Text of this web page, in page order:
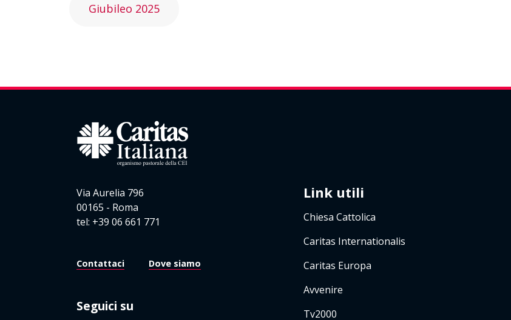
Giubileo 2025
Via Aurelia 796
00165 - Roma
tel: +39 06 661 771
Contattaci Dove siamo
Seguici su
Link utili
Chiesa Cattolica
Caritas Internationalis
Caritas Europa
Avvenire
Tv2000